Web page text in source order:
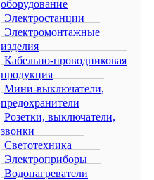
оборудование
Электростанции
Электромонтажные
изделия
Кабельно-проводниковая
продукция
Мини-выключатели,
предохранители
Розетки, выключатели,
звонки
Светотехника
Электроприборы
Водонагреватели